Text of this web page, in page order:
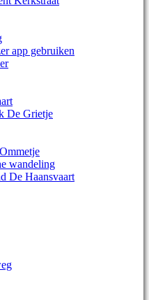
app gebruiken
De Grietje
wandeling
De Haansvaart